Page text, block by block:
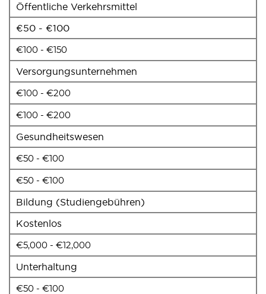
Öffentliche Verkehrsmittel
€50 - €100
€100 - €150
Versorgungsunternehmen
€100 - €200
€100 - €200
Gesundheitswesen
€50 - €100
€50 - €100
Bildung (Studiengebühren)
Kostenlos
€5,000 - €12,000
Unterhaltung
€50 - €100